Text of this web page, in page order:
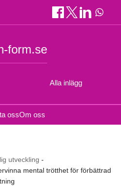
form.se
Alla inlägg
ossOm oss
utveckling -
mental trötthet för förbättrad